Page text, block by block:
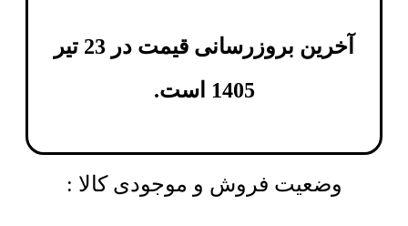
آخرین بروزرسانی قیمت در 23 تیر
1405 است.
وضعیت فروش و موجودی کالا :